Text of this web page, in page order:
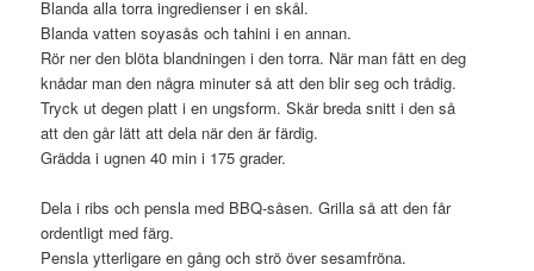
Blanda alla torra ingredienser i en skål.
Blanda vatten soyasås och tahini i en annan.
Rör ner den blöta blandningen i den torra. När man fått en deg
knådar man den några minuter så att den blir seg och trådig.
Tryck ut degen platt i en ungsform. Skär breda snitt i den så
att den går lätt att dela när den är färdig.
Grädda i ugnen 40 min i 175 grader.
Dela i ribs och pensla med BBQ-såsen. Grilla så att den får
ordentligt med färg.
Pensla ytterligare en gång och strö över sesamfröna.